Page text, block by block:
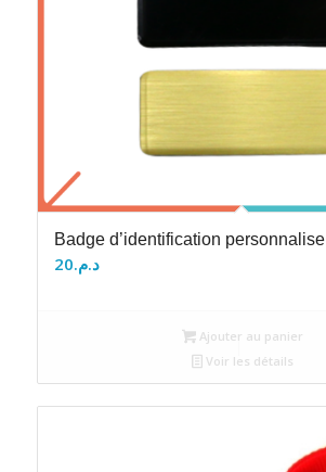
Badge d’identification personnalise
د.م.20
Ajouter au panier
Voir les détails